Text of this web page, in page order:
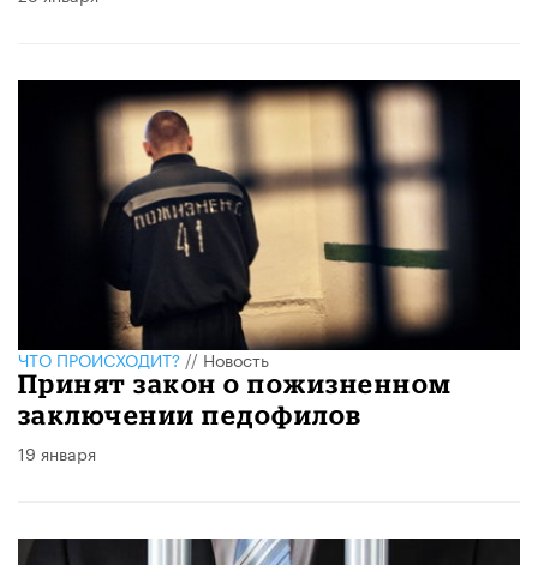
ЧТО ПРОИСХОДИТ?//Новость
Принят закон о пожизненном
заключении педофилов
19 января